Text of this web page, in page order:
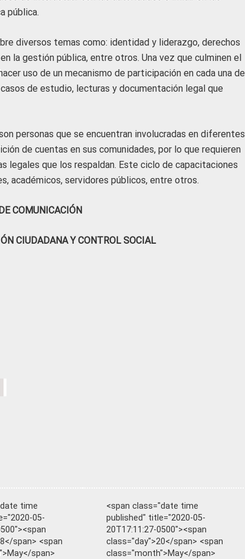
pública.
diversos temas como: identidad y liderazgo, derechos
la gestión pública, entre otros. Una vez que culminen el
uso de un mecanismo de participación en cada una de
de estudio, lecturas y documentación legal que
personas que se encuentran involucradas en diferentes
de cuentas en sus comunidades, por lo que requieren
que los respaldan. Este ciclo de capacitaciones
académicos, servidores públicos, entre otros.
COMUNICACIÓN
CIUDADANA Y CONTROL SOCIAL
time
05-
span> <span
span>
<span class="date time
published" title="2020-05-
20T17:11:27-0500"><span
class="day">20</span> <span
class="month">May</span>